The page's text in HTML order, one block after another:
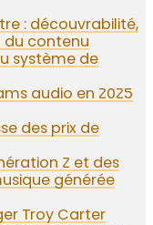
: découvrabilité,
du contenu
système de
audio en 2025
des prix de
Z et des
générée
Troy Carter